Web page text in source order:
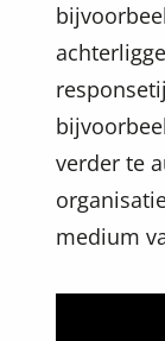
verder te
medium